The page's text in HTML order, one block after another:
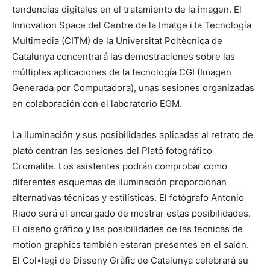
tendencias digitales en el tratamiento de la imagen. El
Innovation Space del Centre de la Imatge i la Tecnología
Multimedia (CITM) de la Universitat Poltècnica de
Catalunya concentrará las demostraciones sobre las
múltiples aplicaciones de la tecnología CGI (Imagen
Generada por Computadora), unas sesiones organizadas
en colaboración con el laboratorio EGM.
La iluminación y sus posibilidades aplicadas al retrato de
plató centran las sesiones del Plató fotográfico
Cromalite. Los asistentes podrán comprobar como
diferentes esquemas de iluminación proporcionan
alternativas técnicas y estilísticas. El fotógrafo Antonio
Riado será el encargado de mostrar estas posibilidades.
El diseño gráfico y las posibilidades de las tecnicas de
motion graphics también estaran presentes en el salón.
El Col•legi de Disseny Gràfic de Catalunya celebrará su